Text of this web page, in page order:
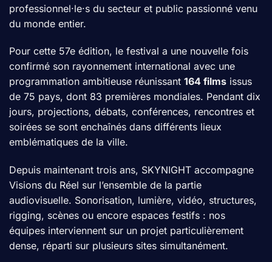
professionnel·le·s du secteur et public passionné venu
du monde entier.
Pour cette 57e édition, le festival a une nouvelle fois
confirmé son rayonnement international avec une
programmation ambitieuse réunissant 164 films issus
de 75 pays, dont 83 premières mondiales. Pendant dix
jours, projections, débats, conférences, rencontres et
soirées se sont enchaînés dans différents lieux
emblématiques de la ville.
Depuis maintenant trois ans, SKYNIGHT accompagne
Visions du Réel sur l’ensemble de la partie
audiovisuelle. Sonorisation, lumière, vidéo, structures,
rigging, scènes ou encore espaces festifs : nos
équipes interviennent sur un projet particulièrement
dense, réparti sur plusieurs sites simultanément.